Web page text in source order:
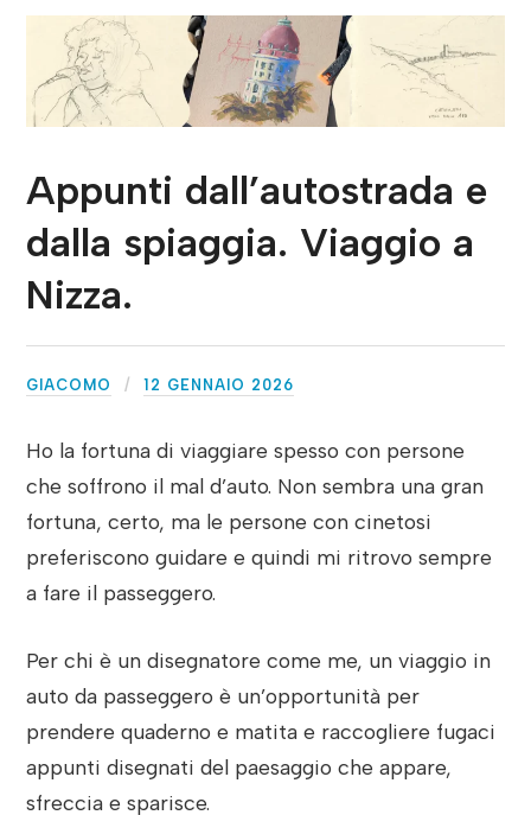
Appunti dall’autostrada e
dalla spiaggia. Viaggio a
Nizza.
GIACOMO 12 GENNAIO 2026
Ho la fortuna di viaggiare spesso con persone
che soffrono il mal d’auto. Non sembra una gran
fortuna, certo, ma le persone con cinetosi
preferiscono guidare e quindi mi ritrovo sempre
a fare il passeggero.
Per chi è un disegnatore come me, un viaggio in
auto da passeggero è un’opportunità per
prendere quaderno e matita e raccogliere fugaci
appunti disegnati del paesaggio che appare,
sfreccia e sparisce.